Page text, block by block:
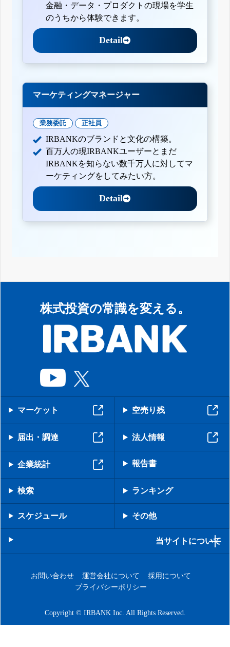
金融・データ・プロダクトの現場を学生
のうちから体験できます。
Detail
マーケティングマネージャー
業務委託 正社員
IRBANKのブランドと文化の構築。
百万人の現IRBANKユーザーとまだ
IRBANKを知らない数千万人に対してマ
ーケティングをしてみたい方。
Detail
株式投資の常識を変える。
マーケット 空売り残
届出・調達 法人情報
企業統計 報告書
検索 ランキング
スケジュール その他
当サイトについて
お問い合わせ 運営会社について
採用について
プライバシーポリシー
Copyright © IRBANK Inc. All Rights Reserved.